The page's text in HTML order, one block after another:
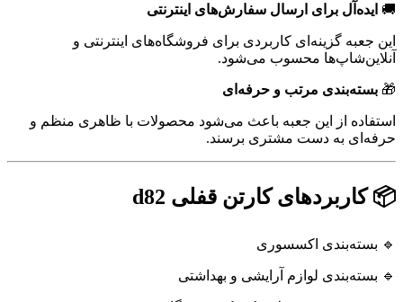
🚚 ایده‌آل برای ارسال سفارش‌های اینترنتی
این جعبه گزینه‌ای کاربردی برای فروشگاه‌های اینترنتی و
آنلاین‌شاپ‌ها محسوب می‌شود.
🎁 بسته‌بندی مرتب و حرفه‌ای
استفاده از این جعبه باعث می‌شود محصولات با ظاهری منظم و
حرفه‌ای به دست مشتری برسند.
📦 کاربردهای کارتن قفلی d82
🔹 بسته‌بندی اکسسوری
🔹 بسته‌بندی لوازم آرایشی و بهداشتی